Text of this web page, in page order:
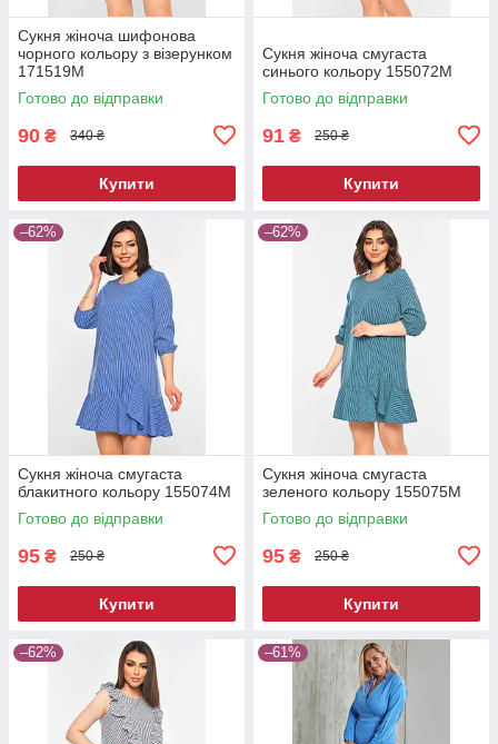
Сукня жіноча шифонова
чорного кольору з візерунком
171519M
Готово до відправки
90 ₴ 340 ₴
Купити
Сукня жіноча смугаста
синього кольору 155072M
Готово до відправки
91 ₴ 250 ₴
Купити
–62%
Сукня жіноча смугаста
блакитного кольору 155074M
Готово до відправки
95 ₴ 250 ₴
Купити
–62%
Сукня жіноча смугаста
зеленого кольору 155075M
Готово до відправки
95 ₴ 250 ₴
Купити
–62% –61%